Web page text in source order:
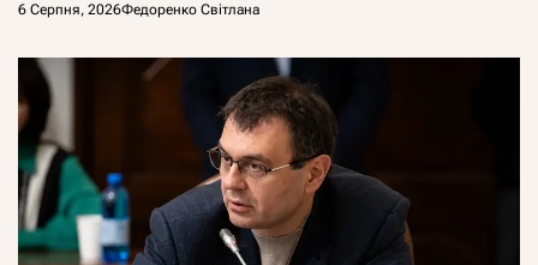
6 Серпня, 2026Федоренко Світлана